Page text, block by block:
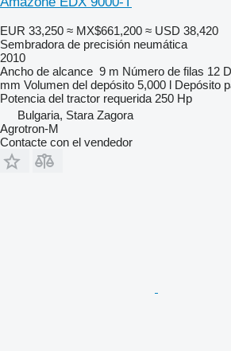
EUR 33,250 ≈ MX$661,200 ≈ USD 38,420
Sembradora de precisión neumática
2010
Ancho de alcance 9 m Número de filas 12
mm Volumen del depósito 5,000 l Depósito
Potencia del tractor requerida 250 Hp
Bulgaria, Stara Zagora
Agrotron-M
Contacte con el vendedor